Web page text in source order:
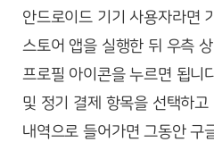
안드로이드 기기 사용자라면
스토어 앱을 실행한 뒤 우측
프로필 아이콘을 누르면 됩니
및 정기 결제 항목을 선택하
내역으로 들어가면 그동안 구